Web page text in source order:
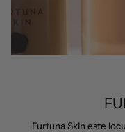
Furtuna Skin este